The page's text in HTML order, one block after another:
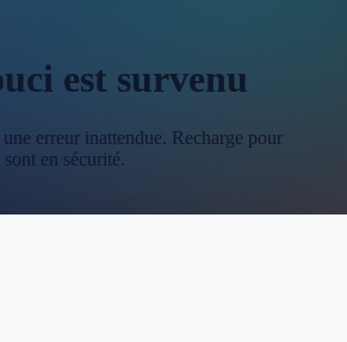
est survenu
erreur inattendue. Recharge pour
en sécurité.